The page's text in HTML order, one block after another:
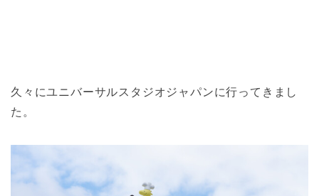
久々にユニバーサルスタジオジャパンに行ってきまし
た。